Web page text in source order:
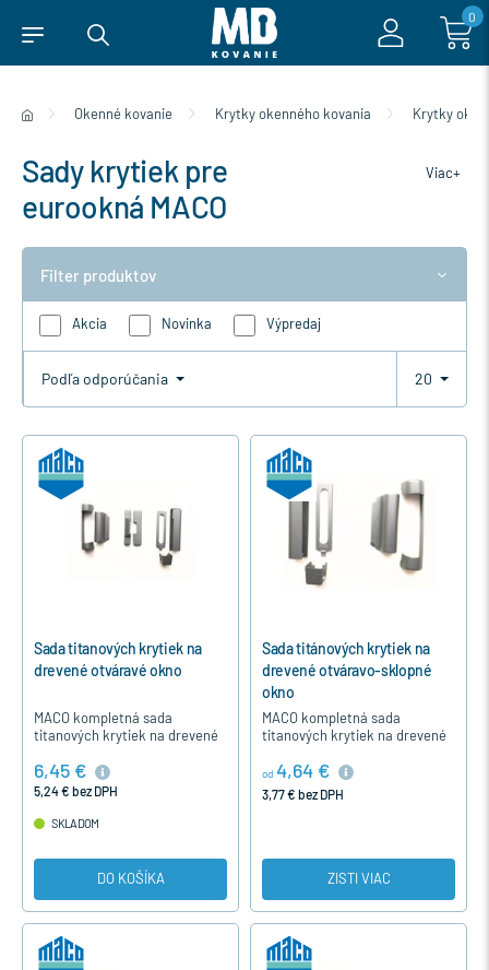
0
Okenné kovanie Krytky okenného kovania Krytky
Sady krytiek pre
eurookná MACO
Viac+
Filter produktov
Akcia Novinka Výpredaj
Podľa odporúčania 20
Sada titanových krytiek na
drevené otváravé okno
MACO kompletná sada
titanových krytiek na drevené
okuté s kovaním MACO MULTI-
MATIC a MACO MULTI-TREND.
6,45 €
5,24 € bez DPH
SKLADOM
DO KOŠÍKA
Sada titánových krytiek na
drevené otváravo-sklopné
okno
MACO kompletná sada
titanových krytiek na drevené
sklopné okno alebo balkónové
dvere okuté s kovaním MACO
MULTI…
od 4,64 €
3,77 € bez DPH
ZISTI VIAC